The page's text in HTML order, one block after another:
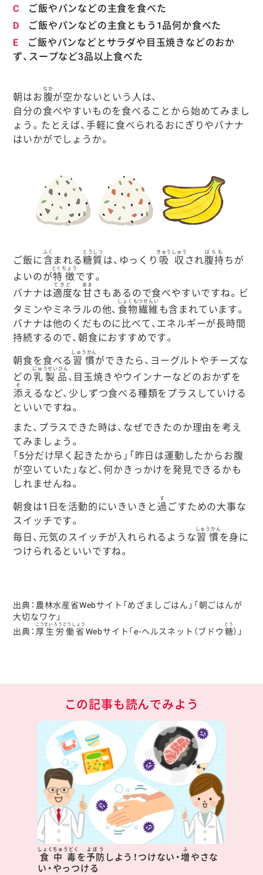
C
ご飯やパンなどの主食を食べた
D
ご飯やパンなどの主食ともう1品何か食べた
E
ご飯やパンなどとサラダや目玉焼きなどのおか
ず、スープなど3品以上食べた
朝はお 腹
なか
が空かないという人は、
自分の食べやすいものを食べることから始めてみまし
ょう。たとえば、手軽に食べられるおにぎりやバナナ
はいかがでしょうか。
ご飯に 含
ふく
まれる糖質
とうしつ
は、ゆっくり 吸収
きゅうしゅう
され腹持
はらも
ちが
よいのが特徴
とくちょう
です。
バナナは適度
てきど
な 甘
あま
さもあるので食べやすいですね。ビ
タミンやミネラルの他、 食物繊維
しょくもつせんい
も含まれています。
バナナは他のくだものに比べて、エネルギーが長時間
持続するので、朝食におすすめです。
朝食を食べる 習慣
しゅうかん
ができたら、ヨーグルトやチーズな
どの乳製品
にゅうせいひん
、目玉焼きやウインナーなどのおかずを
添
そ
えるなど、少しずつ食べる種類をプラスしていける
といいですね。
また、プラスできた時は、なぜできたのか理由を考え
てみましょう。
「5分だけ早く起きたから」「昨日は運動したからお腹
が空いていた」など、何かきっかけを発見できるかも
しれませんね。
朝食は1日を活動的にいきいきと 過
す
ごすための大事な
スイッチです。
毎日、元気のスイッチが入れられるような習慣
しゅうかん
を身に
つけられるといいですね。
出典：農林水産省Webサイト「めざましごはん」「朝ごはんが
大切なワケ」
出典： 厚生労働省
こうせいろうどうしょう
Webサイト「e-ヘルスネット（ブドウ糖
とう
）」
この記事も読んでみよう
食中毒
しょくちゅうどく
を予防
よぼう
しよう！つけない・増
ふ
やさな
い・やっつける